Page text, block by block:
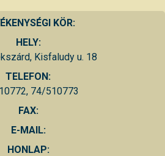
KÖR:
HELY:
Kisfaludy u. 18
TELEFON:
74/510773
FAX:
E-MAIL:
HONLAP: